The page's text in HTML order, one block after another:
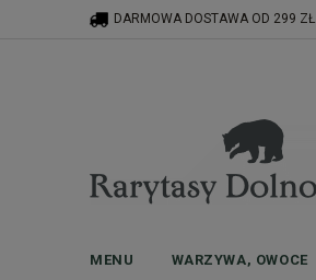
DARMOWA DOSTAWA OD 299 ZŁ
MENU WARZYWA, OWOCE